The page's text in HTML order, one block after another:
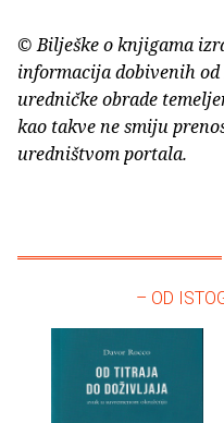
© Bilješke o knjigama
informacija dobivenih
uredničke obrade
kao takve ne smiju
uredništvom portala.
– OD